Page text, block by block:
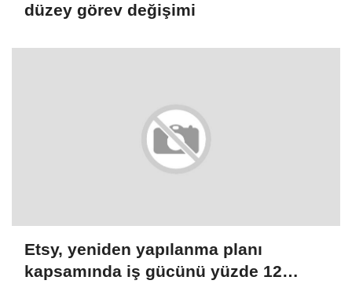
düzey görev değişimi
Etsy, yeniden yapılanma planı
kapsamında iş gücünü yüzde 12